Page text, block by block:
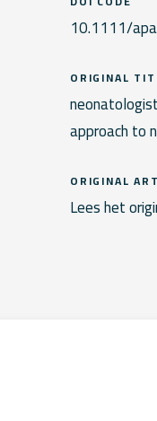
10.1111/
ORIGINAL
approach to
ORIGINAL
Lees het